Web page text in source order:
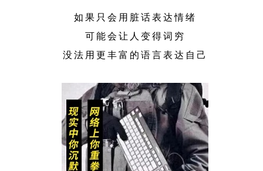
如果只会用脏话表达情绪
可能会让人变得词穷
没法用更丰富的语言表达自己